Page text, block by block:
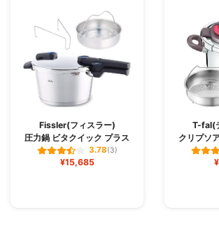
Fissler(フィスラー)
圧力鍋 ビタクイック プラス
3.78(3)
¥15,685
T-fal(
クリプソ